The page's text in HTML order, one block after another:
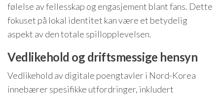
følelse av fellesskap og engasjement blant fans. Dette
fokuset på lokal identitet kan være et betydelig
aspekt av den totale spillopplevelsen.
Vedlikehold og driftsmessige hensyn
Vedlikehold av digitale poengtavler i Nord-Korea
innebærer spesifikke utfordringer, inkludert